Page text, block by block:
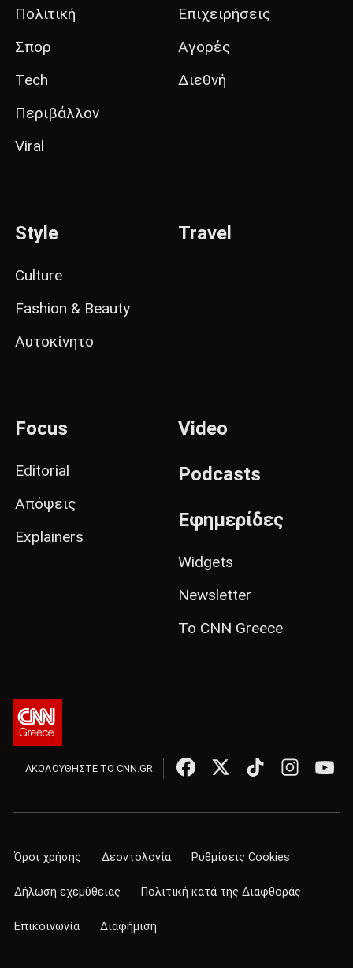
Πολιτική
Σπορ
Tech
Περιβάλλον
Viral
Επιχειρήσεις
Αγορές
Διεθνή
Style
Culture
Fashion & Beauty
Αυτοκίνητο
Travel
Focus
Editorial
Απόψεις
Explainers
Video
Podcasts
Εφημερίδες
Widgets
Newsletter
Το CNN Greece
ΑΚΟΛΟΥΘΗΣΤΕ ΤΟ CNN.GR
Όροι χρήσης Δεοντολογία Ρυθμίσεις Cookies
Δήλωση εχεμύθειας Πολιτική κατά της Διαφθοράς
Επικοινωνία Διαφήμιση